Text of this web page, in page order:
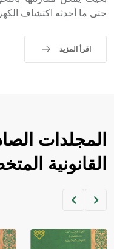
التاسع، وهم ينتسبون
حيث تقتصر القيمة
حتى ما أحدثه اكتشاف
اقرأ المزيد
المجلدات
القانونية